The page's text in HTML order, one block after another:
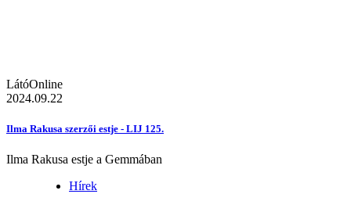
LátóOnline
2024.09.22
Ilma Rakusa szerzői estje - LIJ 125.
Ilma Rakusa estje a Gemmában
Hírek